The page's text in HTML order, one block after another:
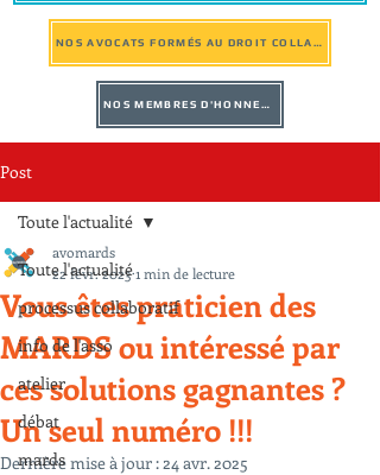
NOS AVOCATS FORMÉS AU DROIT COLLABORATIF
NOS MEMBRES D'HONNEUR
Post
Toute l'actualité
processus collaboratif
info de l'asso
atelier
débat
mards
Toute l'actualité
Vous êtes praticien des
MARDS ou intéressé par
ces solutions gagnantes ?
Un seul numéro !!!
avomards
22 févr. 20231 min de lecture
Dernière mise à jour :24 avr. 2025